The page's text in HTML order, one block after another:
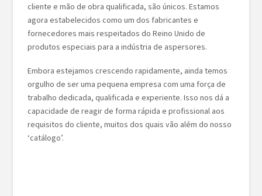
cliente e mão de obra qualificada, são únicos. Estamos
agora estabelecidos como um dos fabricantes e
fornecedores mais respeitados do Reino Unido de
produtos especiais para a indústria de aspersores.
Embora estejamos crescendo rapidamente, ainda temos
orgulho de ser uma pequena empresa com uma força de
trabalho dedicada, qualificada e experiente. Isso nos dá a
capacidade de reagir de forma rápida e profissional aos
requisitos do cliente, muitos dos quais vão além do nosso
‘catálogo’.